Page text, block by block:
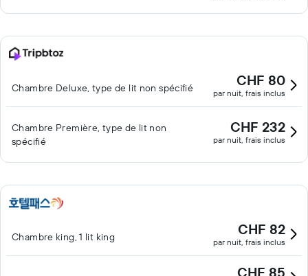
Chambre Deluxe, type de lit non spécifié CHF 80
par nuit, frais inclus
Chambre Première, type de lit non
spécifié
CHF 232
par nuit, frais inclus
Chambre king, 1 lit king CHF 82
par nuit, frais inclus
CHF 85